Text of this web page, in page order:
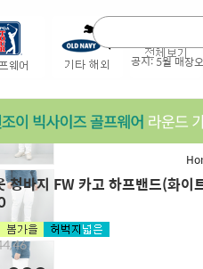
공지:5월 매장
청바지 FW 카고 하프밴드(화이